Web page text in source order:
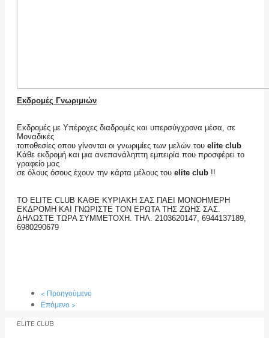
Εκδρομές Γνωριμιών
Εκδρομές με Υπέροχες διαδρομές και υπερσύγχρονα μέσα, σε
Μοναδικές
τοποθεσίες οπου γίνονται οι γνωριμίες των μελών του elite club
Κάθε εκδρομή και μια ανεπανάληπτη εμπειρία που προσφέρει το
γραφείο μας
σε όλους όσους έχουν την κάρτα μέλους του elite club !!
ΤΟ ELITE CLUB ΚΑΘΕ ΚΥΡΙΑΚΗ ΣΑΣ ΠΑΕΙ ΜΟΝΟΗΜΕΡΗ
ΕΚΔΡΟΜΗ ΚΑΙ ΓΝΩΡΙΣΤΕ ΤΟΝ ΕΡΩΤΑ ΤΗΣ ΖΩΗΣ ΣΑΣ.
ΔΗΛΩΣΤΕ ΤΩΡΑ ΣΥΜΜΕΤΟΧΗ. ΤΗΛ. 2103620147, 6944137189,
6980290679
< Προηγούμενο
Επόμενο >
ELITE CLUB